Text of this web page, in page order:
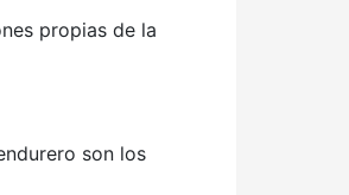
propias de la
son los